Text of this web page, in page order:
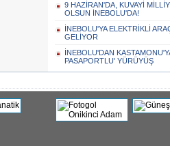
9 HAZİRAN'DA, KUVAYİ
OLSUN İNEBOLU'DA!
İNEBOLU'YA ELEKTRİKLİ
GELİYOR
İNEBOLU'DAN
PASAPORTLU' YÜRÜYÜŞ